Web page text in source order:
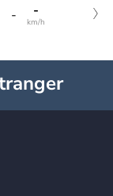
- -
km/h